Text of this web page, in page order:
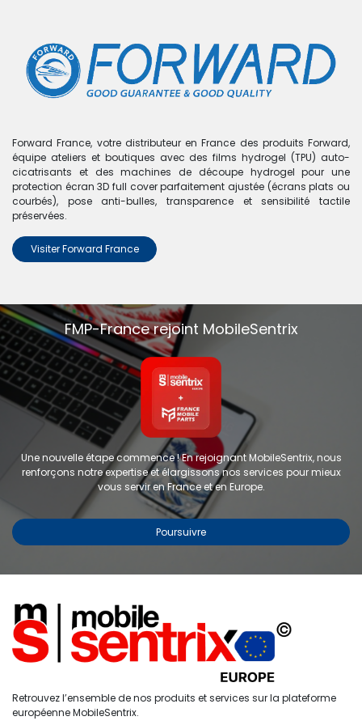
Accueil Recherche
0
Compte
Boutique
Coque de protection personnalisable pour iPhone 11
- FORWARD - Rose
Coque de protection
personnalisable pour iPhone 11 -
FORWARD - Rose
RÉF : FW-KZ11-1
Étiquettes : AUTRES
Forward France, votre distributeur en France des produits Forward,
équipe ateliers et boutiques avec des films hydrogel (TPU) auto-
cicatrisants et des machines de découpe hydrogel pour une
protection écran 3D full cover parfaitement ajustée (écrans plats ou
courbés), pose anti-bulles, transparence et sensibilité tactile
préservées.
Visiter Forward France
FMP-France rejoint MobileSentrix
Une nouvelle étape commence ! En rejoignant MobileSentrix, nous
renforçons notre expertise et élargissons nos services pour mieux
vous servir en France et en Europe.
Poursuivre
Retrouvez l’ensemble de nos produits et services sur la plateforme
européenne MobileSentrix.